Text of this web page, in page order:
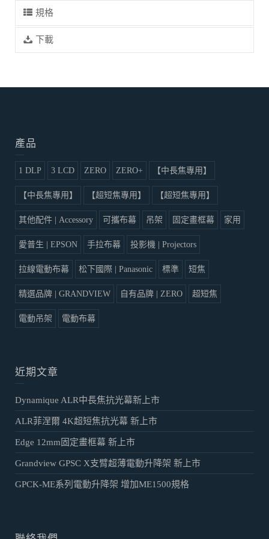
規格
下載
產品
1 DLP 3 LCD ZERO ZERO+ 【中長焦專用】
【中長焦專用】 【超短焦專用】 【超短焦專用】
其他配件 | Accessory 可攜布幕 吊架 固定畫框幕 家用
愛普生 | EPSON 手拉布幕 投影機 | Projectors
拉線電動布幕 松下國際 | Panasonic 標準 短焦
精選品牌 | GRANDVIEW 自有品牌 | ZERO 超短焦
電動吊架 電動布幕
近期文章
Dynamique ALR中長焦抗光幕新上市
ALR菲涅爾 4K超短焦抗光幕 新上市
Edge 12mm固定畫框幕 新上市
Grandview GPSC X支臂超薄電動升降架 新上市
GPCK-ME系列電動升降架 增加ME1500規格